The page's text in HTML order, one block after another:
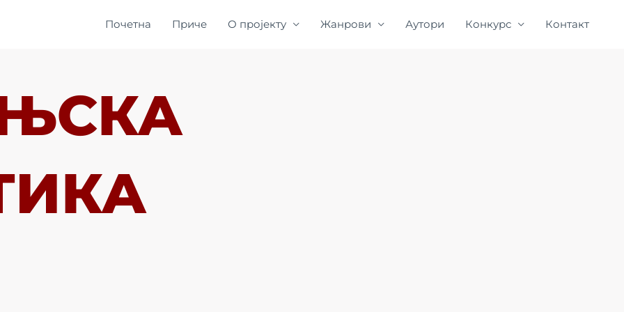
Почетна Приче О пројекту Жанрови Аутори Конкурс Контакт